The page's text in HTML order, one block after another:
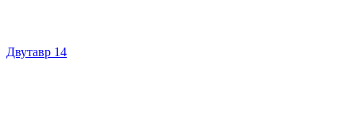
Двутавр 14